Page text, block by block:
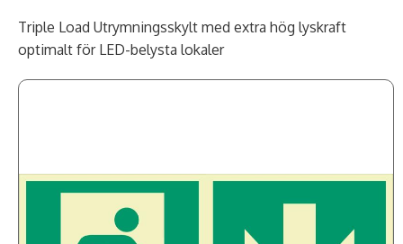
Triple Load Utrymningsskylt med extra hög lyskraft
optimalt för LED-belysta lokaler